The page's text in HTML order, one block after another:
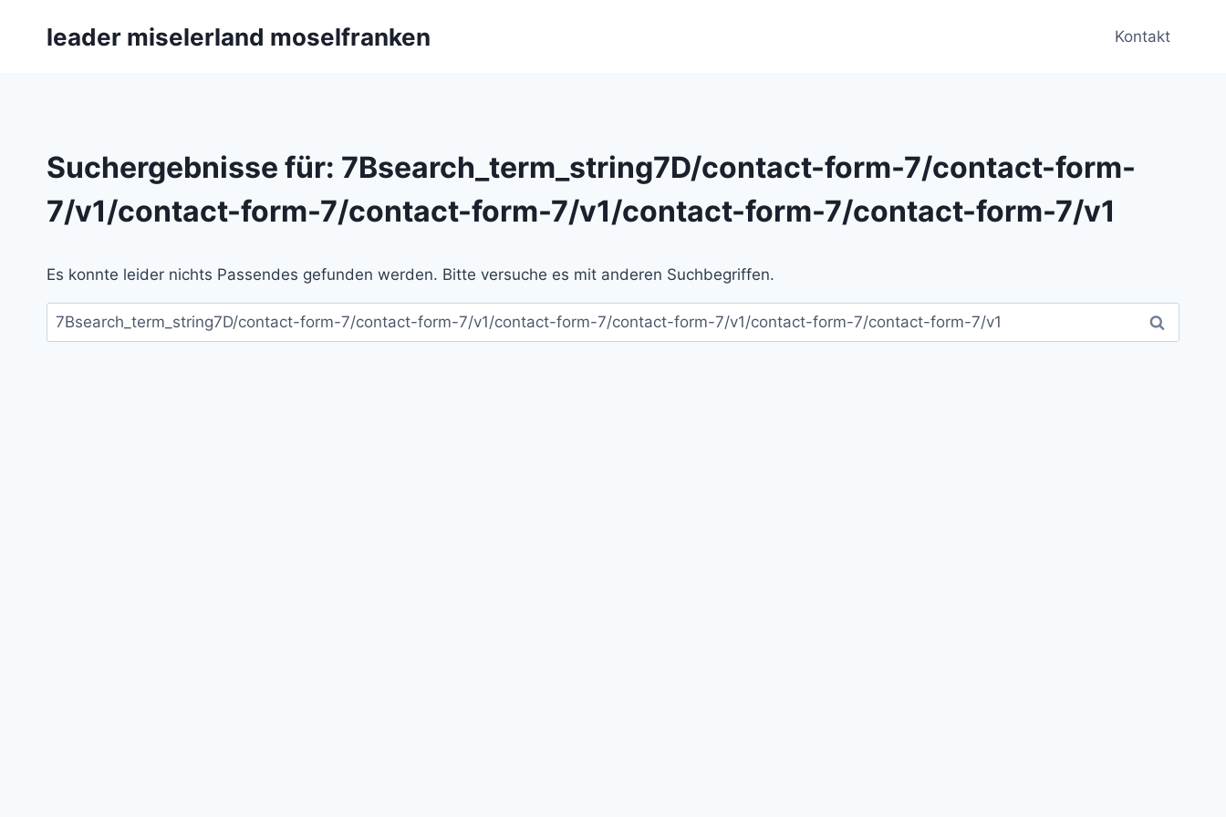
leader miselerland moselfranken Kontakt
Suchergebnisse für: 7Bsearch_term_string7D/contact-form-7/contact-form-
7/v1/contact-form-7/contact-form-7/v1/contact-form-7/contact-form-7/v1
Es konnte leider nichts Passendes gefunden werden. Bitte versuche es mit anderen Suchbegriffen.
Suchen
nach: